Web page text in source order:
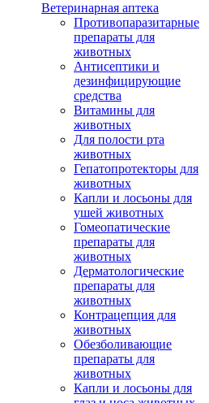
Ветеринарная аптека
Противопаразитарные
препараты для
животных
Антисептики и
дезинфицирующие
средства
Витамины для
животных
Для полости рта
животных
Гепатопротекторы для
животных
Капли и лосьоны для
ушей животных
Гомеопатические
препараты для
животных
Дерматологические
препараты для
животных
Контрацепция для
животных
Обезболивающие
препараты для
животных
Капли и лосьоны для